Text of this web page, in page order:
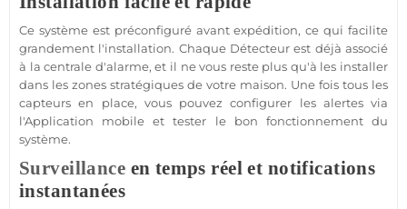
Ce systèmeest préconfiguré avant expédition, ce qui facilite
grandement l'installation. Chaque Détecteur est déjà associé
à lacentrale d'alarme, et il ne vous reste plus qu'à les installer
dans les zones stratégiques de votre maison. Une fois tous les
capteurs en place, vous pouvez configurer les alertes via
l'Application mobile et tester le bon fonctionnement du
système.
Surveillance en temps réel et notifications
instantanées